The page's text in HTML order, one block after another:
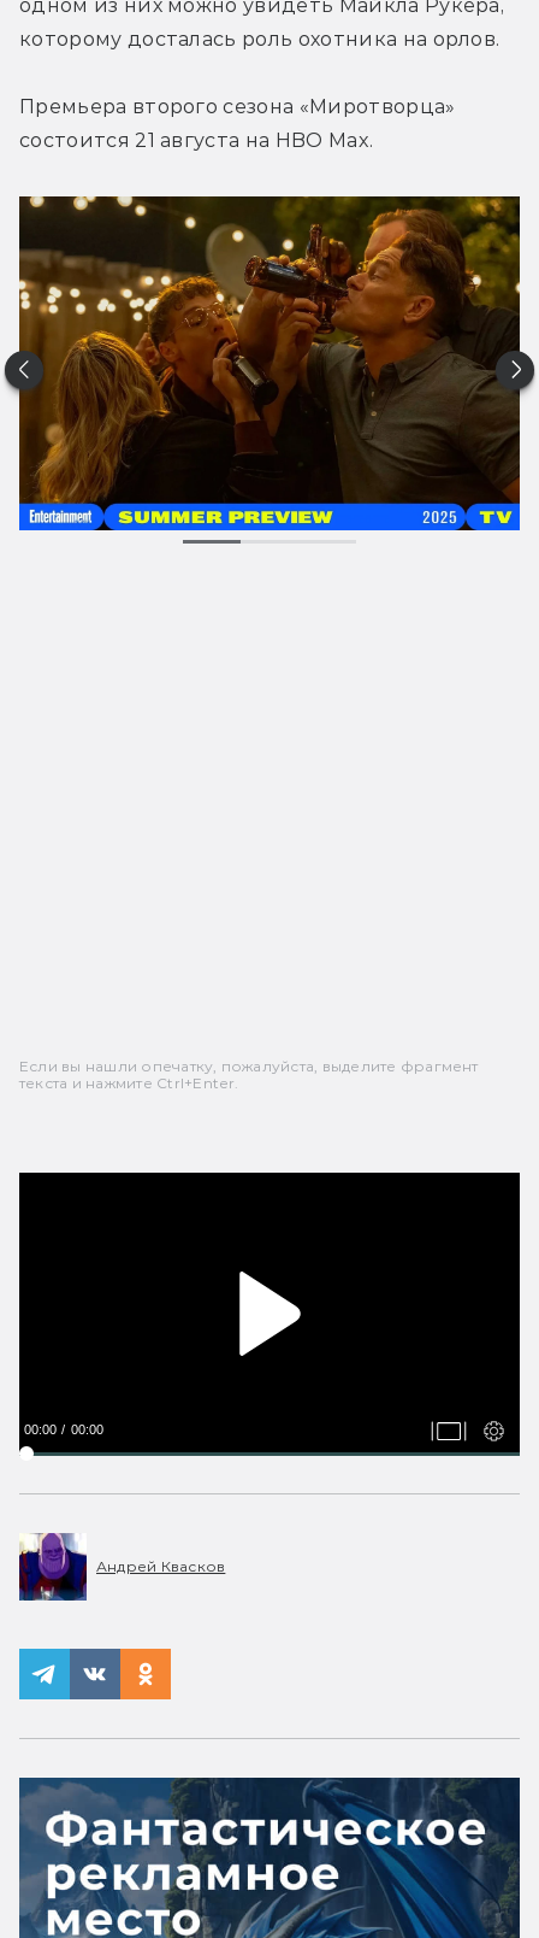
одном из них можно увидеть Майкла Рукера,
которому досталась роль охотника на орлов.
Премьера второго сезона «Миротворца»
состоится 21 августа на HBO Max.
Если вы нашли опечатку, пожалуйста, выделите фрагмент
текста и нажмите Ctrl+Enter.
00:00 00:00
Андрей Квасков